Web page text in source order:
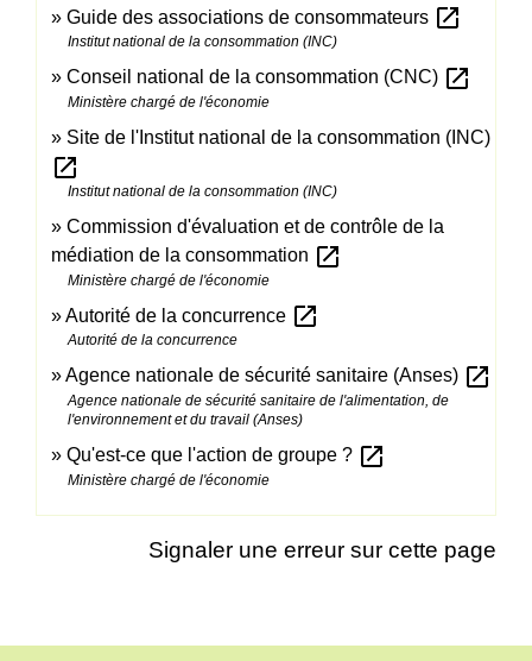
Guide des associations de consommateurs open_in_new
Institut national de la consommation (INC)
Conseil national de la consommation (CNC) open_in_new
Ministère chargé de l'économie
Site de l'Institut national de la consommation (INC)
open_in_new
Institut national de la consommation (INC)
Commission d'évaluation et de contrôle de la
médiation de la consommation open_in_new
Ministère chargé de l'économie
Autorité de la concurrence open_in_new
Autorité de la concurrence
Agence nationale de sécurité sanitaire (Anses) open_in_new
Agence nationale de sécurité sanitaire de l'alimentation, de
l'environnement et du travail (Anses)
Qu'est-ce que l'action de groupe ? open_in_new
Ministère chargé de l'économie
Signaler une erreur sur cette page